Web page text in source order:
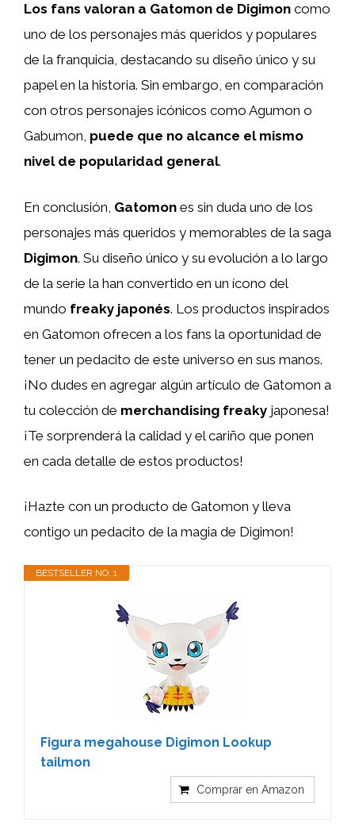
Los fans valoran a Gatomon de Digimon como
uno de los personajes más queridos y populares
de la franquicia, destacando su diseño único y su
papel en la historia. Sin embargo, en comparación
con otros personajes icónicos como Agumon o
Gabumon, puede que no alcance el mismo
nivel de popularidad general.
En conclusión, Gatomon es sin duda uno de los
personajes más queridos y memorables de la saga
Digimon. Su diseño único y su evolución a lo largo
de la serie la han convertido en un ícono del
mundo freaky japonés. Los productos inspirados
en Gatomon ofrecen a los fans la oportunidad de
tener un pedacito de este universo en sus manos.
¡No dudes en agregar algún artículo de Gatomon a
tu colección de merchandising freaky japonesa!
¡Te sorprenderá la calidad y el cariño que ponen
en cada detalle de estos productos!
¡Hazte con un producto de Gatomon y lleva
contigo un pedacito de la magia de Digimon!
BESTSELLER NO. 1
Figura megahouse Digimon Lookup
tailmon
Comprar en Amazon